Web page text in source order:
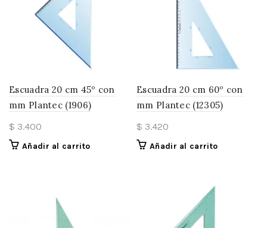
Escuadra 20 cm 45º con
mm Plantec (1906)
$ 3.400
Añadir al carrito
Escuadra 20 cm 60º con
mm Plantec (12305)
$ 3.420
Añadir al carrito